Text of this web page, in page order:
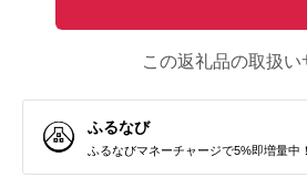
この返礼品の取扱い
ふるなび
ふるなびマネーチャージで5%即増量中！